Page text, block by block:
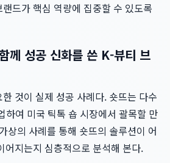
드가 핵심 역량에 집중할 수 있도록
께 성공 신화를 쓴 K-뷰티 브
것이 실제 성공 사례다. 숏뜨는 다수
하여 미국 틱톡 숍 시장에서 괄목할 만
상의 사례를 통해 숏뜨의 솔루션이 어
어지는지 심층적으로 분석해 본다.